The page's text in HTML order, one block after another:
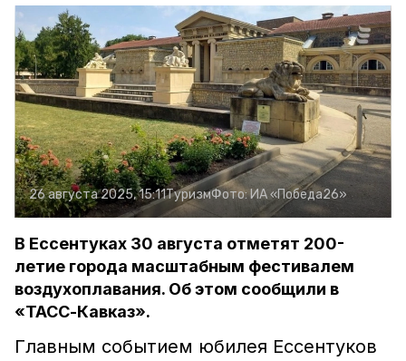
26 августа 2025, 15:11ТуризмФото:ИА «Победа26»
В Ессентуках 30 августа отметят 200-
летие города масштабным фестивалем
воздухоплавания. Об этом сообщили в
«ТАСС-Кавказ».
Главным событием юбилея Ессентуков